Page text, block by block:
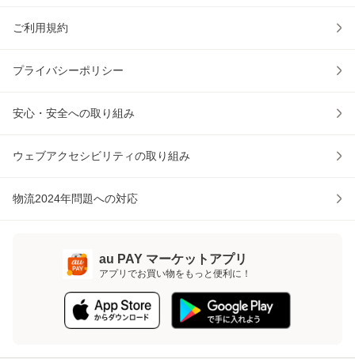
ご利用規約
プライバシーポリシー
安心・安全への取り組み
ウェブアクセシビリティの取り組み
物流2024年問題への対応
au PAY マーケットアプリ
アプリでお買い物をもっと便利に！